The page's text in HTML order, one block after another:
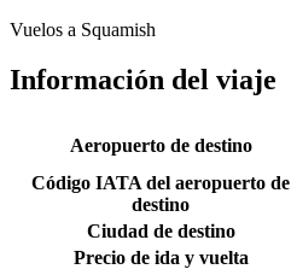
Vuelos a Squamish
Información del viaje
Aeropuerto de destino
Código IATA del aeropuerto de
destino
Ciudad de destino
Precio de ida y vuelta